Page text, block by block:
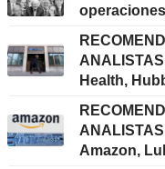
operaciones
Health,
Amazon,